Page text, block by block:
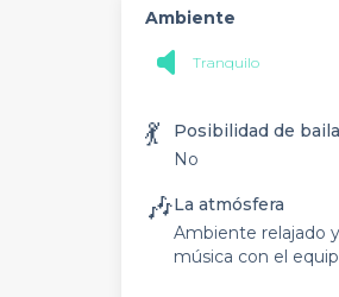
Ambiente
Tranquilo
💃
Posibilidad de
No
🎶La atmósfera
Ambiente relajado
música con el